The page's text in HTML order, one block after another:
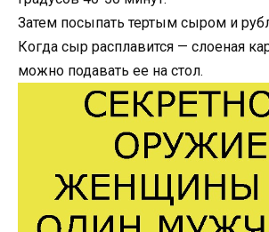
Затем посыпать тертым сыром и
Когда сыр расплавится — слоеная
можно подавать ее на стол.